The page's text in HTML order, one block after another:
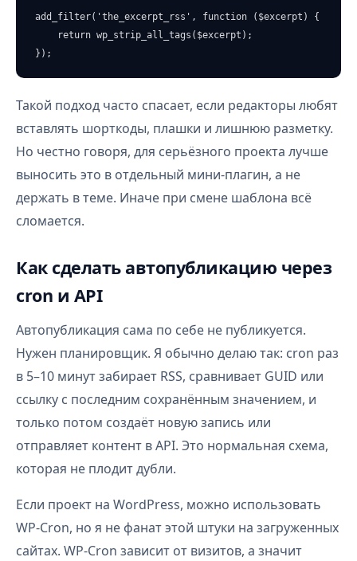
add_filter('the_excerpt_rss', function ($excerpt) {
    return wp_strip_all_tags($excerpt);
});
Такой подход часто спасает, если редакторы любят
вставлять шорткоды, плашки и лишнюю разметку.
Но честно говоря, для серьёзного проекта лучше
выносить это в отдельный мини-плагин, а не
держать в теме. Иначе при смене шаблона всё
сломается.
Как сделать автопубликацию через
cron и API
Автопубликация сама по себе не публикуется.
Нужен планировщик. Я обычно делаю так: cron раз
в 5–10 минут забирает RSS, сравнивает GUID или
ссылку с последним сохранённым значением, и
только потом создаёт новую запись или
отправляет контент в API. Это нормальная схема,
которая не плодит дубли.
Если проект на WordPress, можно использовать
WP-Cron, но я не фанат этой штуки на загруженных
сайтах. WP-Cron зависит от визитов, а значит